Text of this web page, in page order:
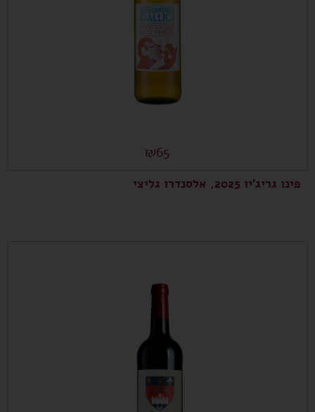
₪65
פינו גריג'יו 2025, אלסנדרו גליצי